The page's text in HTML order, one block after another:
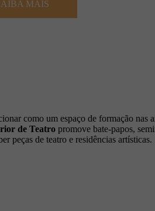
MAIS
como um espaço de formação nas
de Teatropromove bate-papos,
peças de teatro e residências artísticas.